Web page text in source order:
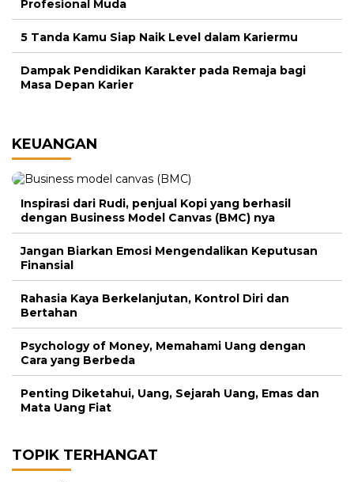
Profesional Muda
5 Tanda Kamu Siap Naik Level dalam Kariermu
Dampak Pendidikan Karakter pada Remaja bagi
Masa Depan Karier
KEUANGAN
Inspirasi dari Rudi, penjual Kopi yang berhasil
dengan Business Model Canvas (BMC) nya
Jangan Biarkan Emosi Mengendalikan Keputusan
Finansial
Rahasia Kaya Berkelanjutan, Kontrol Diri dan
Bertahan
Psychology of Money, Memahami Uang dengan
Cara yang Berbeda
Penting Diketahui, Uang, Sejarah Uang, Emas dan
Mata Uang Fiat
TOPIK TERHANGAT